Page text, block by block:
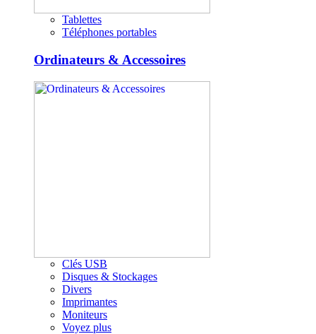
Tablettes
Téléphones portables
Ordinateurs & Accessoires
Clés USB
Disques & Stockages
Divers
Imprimantes
Moniteurs
Voyez plus